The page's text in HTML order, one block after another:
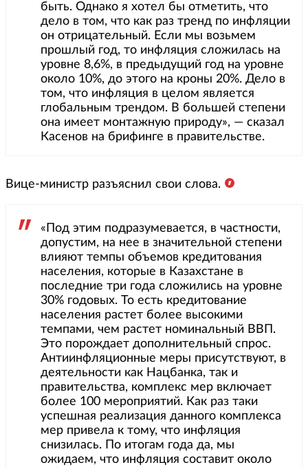
быть. Однако я хотел бы отметить, что
дело в том, что как раз тренд по инфляции
он отрицательный. Если мы возьмем
прошлый год, то инфляция сложилась на
уровне 8,6%, в предыдущий год на уровне
около 10%, до этого на кроны 20%. Дело в
том, что инфляция в целом является
глобальным трендом. В большей степени
она имеет монтажную природу», — сказал
Касенов на брифинге в правительстве.
Вице-министр разъяснил свои слова.
«Под этим подразумевается, в частности,
допустим, на нее в значительной степени
влияют темпы объемов кредитования
населения, которые в Казахстане в
последние три года сложились на уровне
30% годовых. То есть кредитование
населения растет более высокими
темпами, чем растет номинальный ВВП.
Это порождает дополнительный спрос.
Антиинфляционные меры присутствуют, в
деятельности как Нацбанка, так и
правительства, комплекс мер включает
более 100 мероприятий. Как раз таки
успешная реализация данного комплекса
мер привела к тому, что инфляция
снизилась. По итогам года да, мы
ожидаем, что инфляция составит около